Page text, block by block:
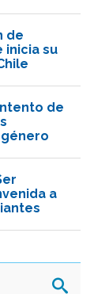
de
inicia su
de
a